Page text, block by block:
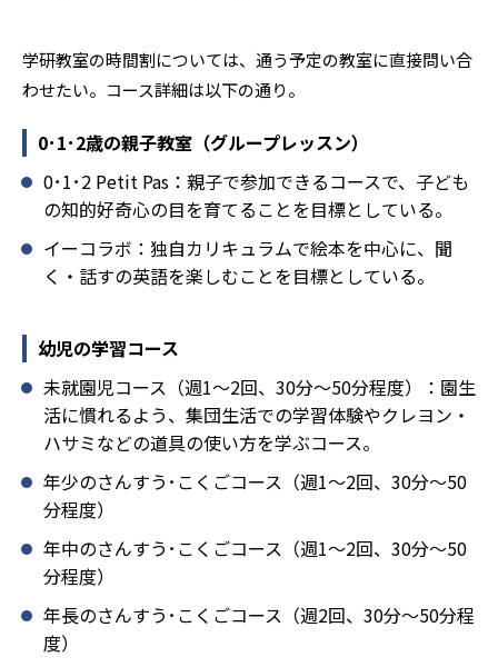
学研教室の時間割については、通う予定の教室に直接問い合
わせたい。コース詳細は以下の通り。
0･1･2歳の親子教室（グループレッスン）
0･1･2 Petit Pas：親子で参加できるコースで、子ども
の知的好奇心の目を育てることを目標としている。
イーコラボ：独自カリキュラムで絵本を中心に、聞
く・話すの英語を楽しむことを目標としている。
幼児の学習コース
未就園児コース（週1～2回、30分～50分程度）：園生
活に慣れるよう、集団生活での学習体験やクレヨン・
ハサミなどの道具の使い方を学ぶコース。
年少のさんすう･こくごコース（週1～2回、30分～50
分程度）
年中のさんすう･こくごコース（週1～2回、30分～50
分程度）
年長のさんすう･こくごコース（週2回、30分～50分程
度）